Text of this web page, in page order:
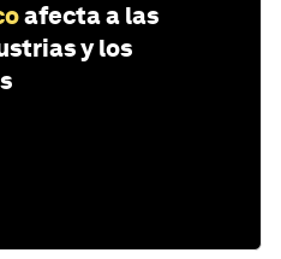
afecta a las
y los